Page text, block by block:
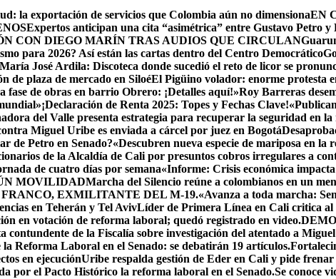
la exportación de servicios que Colombia aún no dimensionaEN
Expertos anticipan una cita “asimétrica” entre Gustavo Petro
CON DIEGO MARÍN TRAS AUDIOS QUE CIRCULAN
para 2026? Así están las cartas dentro del Centro Democrático
José Ardila: Discoteca donde sucedió el reto de licor se
de plaza de mercado en SiloéEl Pigüino volador: enorme protesta
fase de obras en barrio Obrero: ¡Detalles aquí!»Roy Barreras
¡Declaración de Renta 2025: Topes y Fechas Clave!
del Valle presenta estrategia para recuperar la seguridad en la
Miguel Uribe es enviada a cárcel por juez en Bogotá
de Petro en Senado?«Descubren nueva especie de mariposa en la
de la Alcaldía de Cali por presuntos cobros irregulares a
de cuatro días por semana«Informe: Crisis económica
MOVILIDADMarcha del Silencio reúne a colombianos en un
EXMILITANTE DEL M-19.«Avanza a toda marcha:
en Teherán y Tel AvivLíder de Primera Línea en Cali critica al
en votación de reforma laboral; quedó registrado en video.
contundente de la Fiscalía sobre investigación del atentado a
Reforma Laboral en el Senado: se debatirán 19
en ejecuciónUribe respalda gestión de Eder en Cali y pide
por el Pacto Histórico la reforma laboral en el Senado.Se conoce